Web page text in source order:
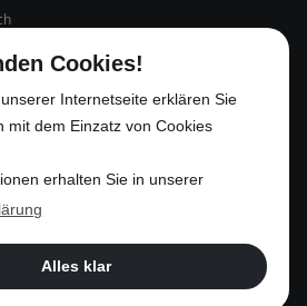
Cookies!
Internetseite erklären Sie
mit dem Einzatz von Cookies
erhalten Sie in unserer
Alles klar
Problemlösungen.